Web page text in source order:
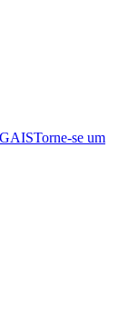
Torne-se um